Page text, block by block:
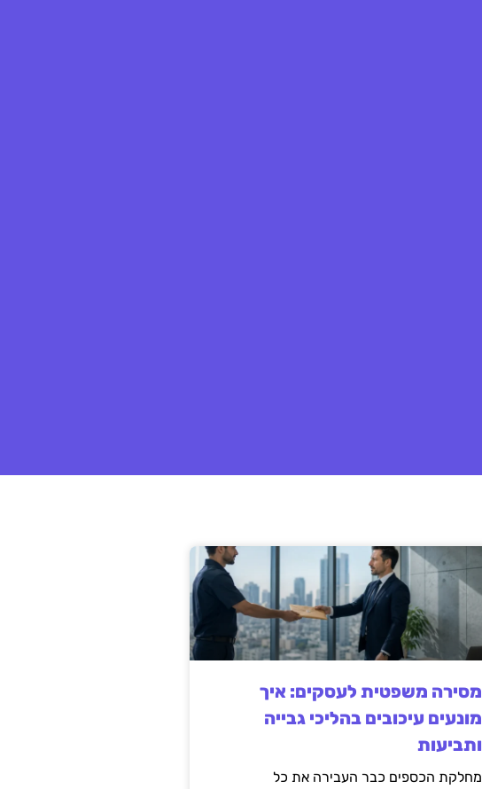
מסירה משפטית לעסקים: איך
מונעים עיכובים בהליכי גבייה
ותביעות
מחלקת הכספים כבר העבירה את כל